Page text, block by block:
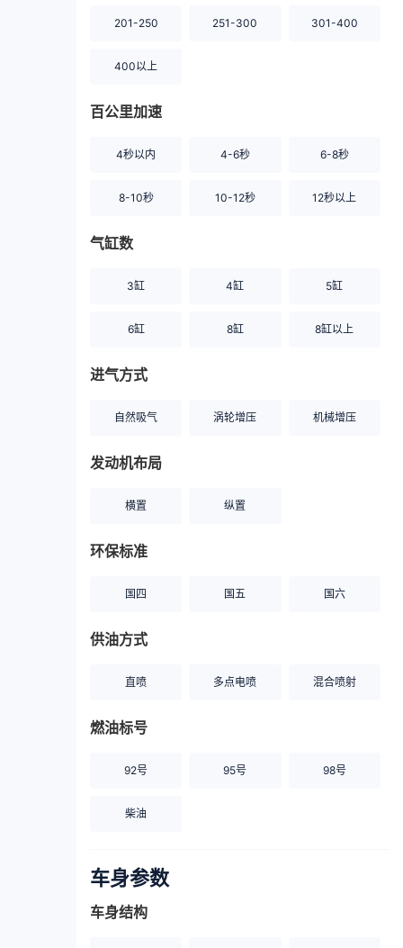
201-250 251-300 301-400
400以上
百公里加速
4秒以内 4-6秒 6-8秒
8-10秒 10-12秒 12秒以上
气缸数
3缸 4缸 5缸
6缸 8缸 8缸以上
进气方式
自然吸气 涡轮增压 机械增压
发动机布局
横置 纵置
环保标准
国四 国五 国六
供油方式
直喷 多点电喷 混合喷射
燃油标号
92号 95号 98号
柴油
车身参数
车身结构